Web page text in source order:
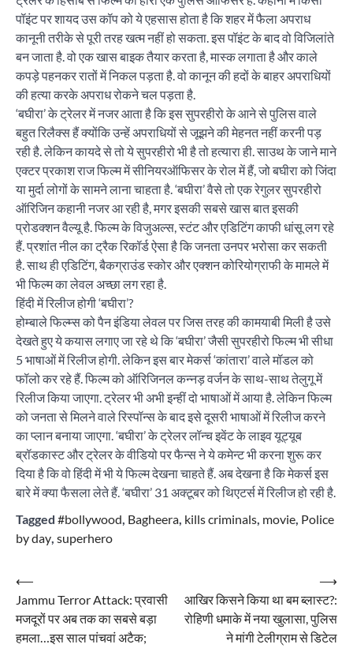
पॉइंट पर शायद उस कॉप को ये एहसास होता है कि शहर में फैला अपराध
कानूनी तरीके से पूरी तरह खत्म नहीं हो सकता. इस पॉइंट के बाद वो विजिलांते
बन जाता है. वो एक खास बाइक तैयार करता है, मास्क लगाता है और काले
कपड़े पहनकर रातों में निकल पड़ता है. वो कानून की हदों के बाहर अपराधियों
की हत्या करके अपराध रोकने चल पड़ता है.
‘बघीरा’ के ट्रेलर में नजर आता है कि इस सुपरहीरो के आने से पुलिस वाले
बहुत रिलैक्स हैं क्योंकि उन्हें अपराधियों से जूझने की मेहनत नहीं करनी पड़
रही है. लेकिन कायदे से तो ये सुपरहीरो भी है तो हत्यारा ही. साउथ के जाने माने
एक्टर प्रकाश राज फिल्म में सीनियरऑफिसर के रोल में हैं, जो बघीरा को जिंदा
या मुर्दा लोगों के सामने लाना चाहता है. ‘बघीरा’ वैसे तो एक रेगुलर सुपरहीरो
ऑरिजिन कहानी नजर आ रही है, मगर इसकी सबसे खास बात इसकी
प्रोडक्शन वैल्यू है. फिल्म के विजुअल्स, स्टंट और एडिटिंग काफी धांसू लग रहे
हैं. प्रशांत नील का ट्रैक रिकॉर्ड ऐसा है कि जनता उनपर भरोसा कर सकती
है. साथ ही एडिटिंग, बैकग्राउंड स्कोर और एक्शन कोरियोग्राफी के मामले में
भी फिल्म का लेवल अच्छा लग रहा है.
हिंदी में रिलीज होगी ‘बघीरा’?
होम्बाले फिल्म्स को पैन इंडिया लेवल पर जिस तरह की कामयाबी मिली है उसे
देखते हुए ये कयास लगाए जा रहे थे कि ‘बघीरा’ जैसी सुपरहीरो फिल्म भी सीधा
5 भाषाओं में रिलीज होगी. लेकिन इस बार मेकर्स ‘कांतारा’ वाले मॉडल को
फॉलो कर रहे हैं. फिल्म को ऑरिजिनल कन्नड़ वर्जन के साथ-साथ तेलुगू में
रिलीज किया जाएगा. ट्रेलर भी अभी इन्हीं दो भाषाओं में आया है. लेकिन फिल्म
को जनता से मिलने वाले रिस्पॉन्स के बाद इसे दूसरी भाषाओं में रिलीज करने
का प्लान बनाया जाएगा. ‘बघीरा’ के ट्रेलर लॉन्च इवेंट के लाइव यूट्यूब
ब्रॉडकास्ट और ट्रेलर के वीडियो पर फैन्स ने ये कमेन्ट भी करना शुरू कर
दिया है कि वो हिंदी में भी ये फिल्म देखना चाहते हैं. अब देखना है कि मेकर्स इस
बारे में क्या फैसला लेते हैं. ‘बघीरा’ 31 अक्टूबर को थिएटर्स में रिलीज हो रही है.
Tagged #bollywood, Bagheera, kills criminals, movie, Police
by day, superhero
Post
navigation
⟵
Jammu Terror Attack: प्रवासी
मजदूरों पर अब तक का सबसे बड़ा
हमला…इस साल पांचवां अटैक;
आखिर किसने किया था बम ब्लास्ट?:
रोहिणी धमाके में नया खुलासा, पुलिस
ने मांगी टेलीग्राम से डिटेल
⟶